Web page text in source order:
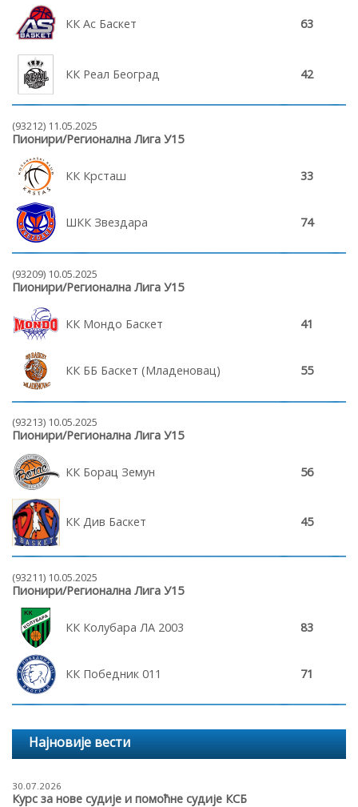
КК Ас Баскет 63
КК Реал Београд 42
(93212) 11.05.2025
Пионири/Регионална Лига У15
КК Крсташ 33
ШКК Звездара 74
(93209) 10.05.2025
Пионири/Регионална Лига У15
КК Мондо Баскет 41
КК ББ Баскет (Младеновац) 55
(93213) 10.05.2025
Пионири/Регионална Лига У15
КК Борац Земун 56
КК Див Баскет 45
(93211) 10.05.2025
Пионири/Регионална Лига У15
КК Колубара ЛА 2003 83
КК Победник 011 71
Најновије вести
30.07.2026
Курс за нове судије и помоћне судије КСБ